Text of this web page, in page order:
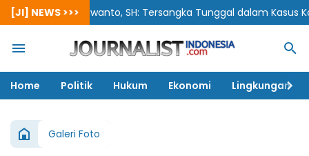
[JI] NEWS >>>
Siswanto, SH: Tersangka Tunggal dalam Kasus Korupsi
Home Politik Hukum Ekonomi Lingkungan
Galeri Foto